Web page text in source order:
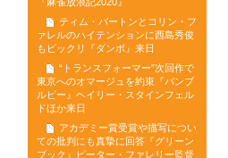
ティム・バートンとコリン・フ
ァレルのハイテンションに西島秀俊
もビックリ『ダンボ』来日
“トランスフォーマー”次回作で
東京へのオマージュを約束『バンブ
ルビー』ヘイリー・スタインフェル
ドほか来日
アカデミー賞受賞や描写につい
ての批判にも真摯に回答『グリーン
ブック』ピーター・ファレリー監督